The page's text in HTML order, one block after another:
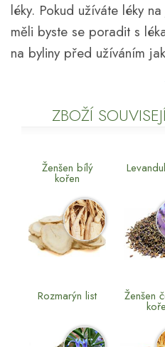
léky. Pokud užíváte léky
měli byste se poradit s
na byliny před užíváním
ZBOŽÍ
Ženšen bílý
kořen
Rozmarýn list Ženšen